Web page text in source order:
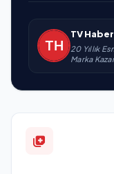
TV
20 Yıllık
Marka